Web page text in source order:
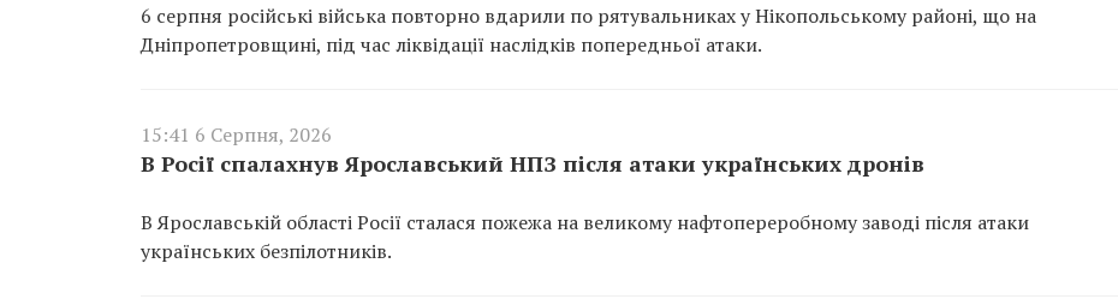
6 серпня російські війська повторно вдарили по рятувальниках у Нікопольському районі, що на
Дніпропетровщині, під час ліквідації наслідків попередньої атаки.
15:41 6 Серпня, 2026
В Росії спалахнув Ярославський НПЗ після атаки українських дронів
В Ярославській області Росії сталася пожежа на великому нафтопереробному заводі після атаки
українських безпілотників.